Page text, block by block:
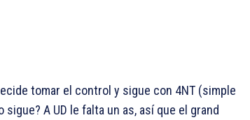
tomar el control y sigue con 4NT (simple
A UD le falta un as, así que el grand